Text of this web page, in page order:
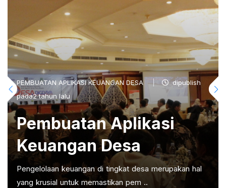
PEMBUATAN APLIKASI KEUANGAN DESA
dipublish
pada2 tahun lalu
Pembuatan Aplikasi
Keuangan Desa
Pengelolaan keuangan di tingkat desa merupakan hal
yang krusial untuk memastikan pem ..